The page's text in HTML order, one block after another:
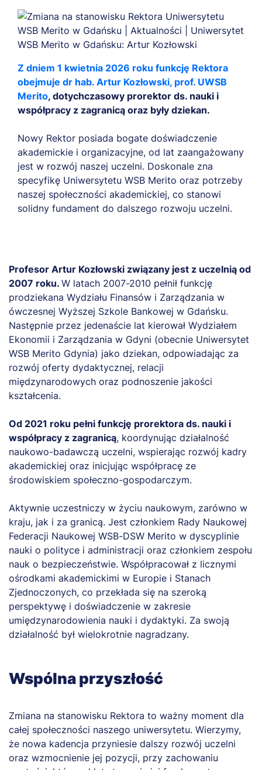
Z dniem 1 kwietnia 2026 roku funkcję Rektora
obejmuje dr hab. Artur Kozłowski, prof. UWSB
Merito, dotychczasowy prorektor ds. nauki i
współpracy z zagranicą oraz były dziekan.
Nowy Rektor posiada bogate doświadczenie
akademickie i organizacyjne, od lat zaangażowany
jest w rozwój naszej uczelni. Doskonale zna
specyfikę Uniwersytetu WSB Merito oraz potrzeby
naszej społeczności akademickiej, co stanowi
solidny fundament do dalszego rozwoju uczelni.
Profesor Artur Kozłowski związany jest z uczelnią od
2007 roku. W latach 2007-2010 pełnił funkcję
prodziekana Wydziału Finansów i Zarządzania w
ówczesnej Wyższej Szkole Bankowej w Gdańsku.
Następnie przez jedenaście lat kierował Wydziałem
Ekonomii i Zarządzania w Gdyni (obecnie Uniwersytet
WSB Merito Gdynia) jako dziekan, odpowiadając za
rozwój oferty dydaktycznej, relacji
międzynarodowych oraz podnoszenie jakości
kształcenia.
Od 2021 roku pełni funkcję prorektora ds. nauki i
współpracy z zagranicą, koordynując działalność
naukowo-badawczą uczelni, wspierając rozwój kadry
akademickiej oraz inicjując współpracę ze
środowiskiem społeczno-gospodarczym.
Aktywnie uczestniczy w życiu naukowym, zarówno w
kraju, jak i za granicą. Jest członkiem Rady Naukowej
Federacji Naukowej WSB-DSW Merito w dyscyplinie
nauki o polityce i administracji oraz członkiem zespołu
nauk o bezpieczeństwie. Współpracował z licznymi
ośrodkami akademickimi w Europie i Stanach
Zjednoczonych, co przekłada się na szeroką
perspektywę i doświadczenie w zakresie
umiędzynarodowienia nauki i dydaktyki. Za swoją
działalność był wielokrotnie nagradzany.
Wspólna przyszłość
Zmiana na stanowisku Rektora to ważny moment dla
całej społeczności naszego uniwersytetu. Wierzymy,
że nowa kadencja przyniesie dalszy rozwój uczelni
oraz wzmocnienie jej pozycji, przy zachowaniu